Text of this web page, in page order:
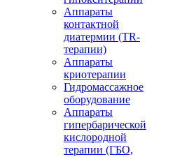
Аппараты
контактной
диатермии (TR-
терапии)
Аппараты
криотерапии
Гидромассажное
оборудование
Аппараты
гипербарической
кислородной
терапии (ГБО,